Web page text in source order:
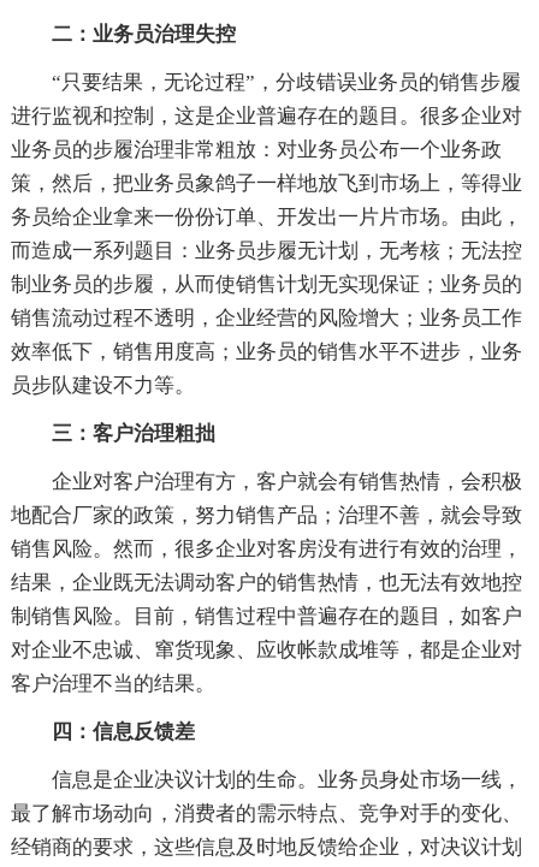
二：业务员治理失控
“只要结果，无论过程”，分歧错误业务员的销售步履
进行监视和控制，这是企业普遍存在的题目。很多企业对
业务员的步履治理非常粗放：对业务员公布一个业务政
策，然后，把业务员象鸽子一样地放飞到市场上，等得业
务员给企业拿来一份份订单、开发出一片片市场。由此，
而造成一系列题目：业务员步履无计划，无考核；无法控
制业务员的步履，从而使销售计划无实现保证；业务员的
销售流动过程不透明，企业经营的风险增大；业务员工作
效率低下，销售用度高；业务员的销售水平不进步，业务
员步队建设不力等。
三：客户治理粗拙
企业对客户治理有方，客户就会有销售热情，会积极
地配合厂家的政策，努力销售产品；治理不善，就会导致
销售风险。然而，很多企业对客房没有进行有效的治理，
结果，企业既无法调动客户的销售热情，也无法有效地控
制销售风险。目前，销售过程中普遍存在的题目，如客户
对企业不忠诚、窜货现象、应收帐款成堆等，都是企业对
客户治理不当的结果。
四：信息反馈差
信息是企业决议计划的生命。业务员身处市场一线，
最了解市场动向，消费者的需示特点、竞争对手的变化、
经销商的要求，这些信息及时地反馈给企业，对决议计划